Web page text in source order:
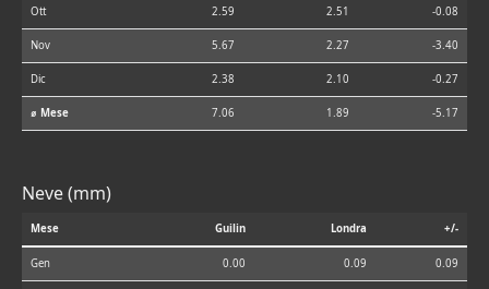
Ott 2.59 2.51 -0.08
Nov 5.67 2.27 -3.40
Dic 2.38 2.10 -0.27
⌀ Mese 7.06 1.89 -5.17
Neve (mm)
Mese Guilin Londra +/-
Gen 0.00 0.09 0.09